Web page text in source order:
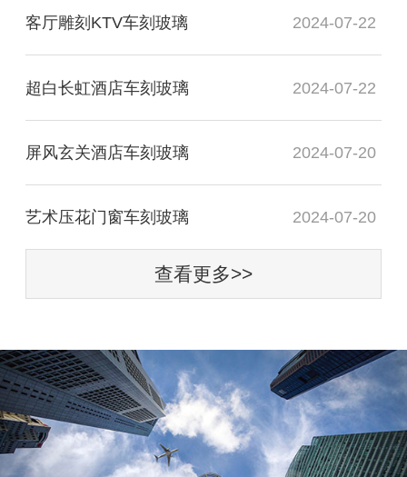
客厅雕刻KTV车刻玻璃 2024-07-22
超白长虹酒店车刻玻璃 2024-07-22
屏风玄关酒店车刻玻璃 2024-07-20
艺术压花门窗车刻玻璃 2024-07-20
查看更多>>